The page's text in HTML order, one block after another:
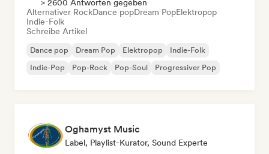
> 2600 Antworten gegeben
Alternativer RockDance popDream PopElektropop
Indie-Folk
Schreibe Artikel
Dance pop Dream Pop Elektropop
Indie-Folk
Indie-Pop
Pop-Rock Pop-Soul Progressiver Pop
Oghamyst Music
Label, Playlist-Kurator, Sound Experte